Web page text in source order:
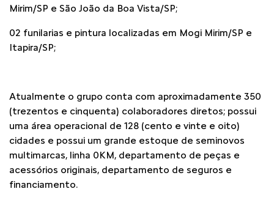
Mirim/SP e São João da Boa Vista/SP;
02 funilarias e pintura localizadas em Mogi Mirim/SP e
Itapira/SP;
Atualmente o grupo conta com aproximadamente 350
(trezentos e cinquenta) colaboradores diretos; possui
uma área operacional de 128 (cento e vinte e oito)
cidades e possui um grande estoque de seminovos
multimarcas, linha 0KM, departamento de peças e
acessórios originais, departamento de seguros e
financiamento.